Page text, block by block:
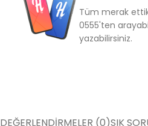
Tüm merak
0555'ten
yazabilirsiniz.
DEĞERLENDIRMELER (0)SIK